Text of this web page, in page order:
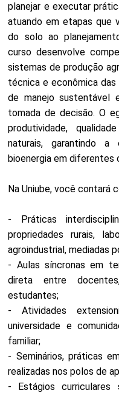
planejar e executar
atuando em etapas que
do solo ao
curso desenvolve
sistemas de produção
técnica e econômica
de manejo sustentável
tomada de decisão. O
produtividade,
naturais, garantindo
bioenergia em diferentes
Na Uniube, você contará
- Práticas
propriedades rurais,
agroindustrial, mediadas
- Aulas síncronas em
direta entre
estudantes;
- Atividades
universidade e
familiar;
- Seminários, práticas
realizadas nos polos de
- Estágios curriculares